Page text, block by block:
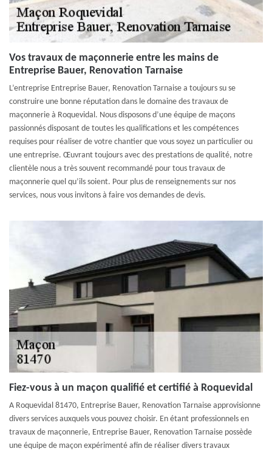
Vos travaux de maçonnerie entre les mains de
Entreprise Bauer, Renovation Tarnaise
L’entreprise Entreprise Bauer, Renovation Tarnaise a toujours su se
construire une bonne réputation dans le domaine des travaux de
maçonnerie à Roquevidal. Nous disposons d’une équipe de maçons
passionnés disposant de toutes les qualifications et les compétences
requises pour réaliser de votre chantier que vous soyez un particulier ou
une entreprise. Œuvrant toujours avec des prestations de qualité, notre
clientèle nous a très souvent recommandé pour tous travaux de
maçonnerie quel qu’ils soient. Pour plus de renseignements sur nos
services, nous vous invitons à faire vos demandes de devis.
Fiez-vous à un maçon qualifié et certifié à Roquevidal
A Roquevidal 81470, Entreprise Bauer, Renovation Tarnaise approvisionne
divers services auxquels vous pouvez choisir. En étant professionnels en
travaux de maçonnerie, Entreprise Bauer, Renovation Tarnaise possède
une équipe de maçon expérimenté afin de réaliser divers travaux